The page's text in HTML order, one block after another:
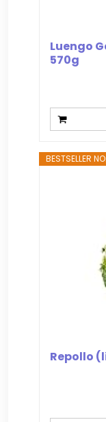
Luengo
570g
BESTSELLER
Repollo